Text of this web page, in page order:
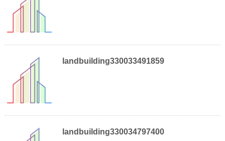
landbuilding330033491859
landbuilding330034797400